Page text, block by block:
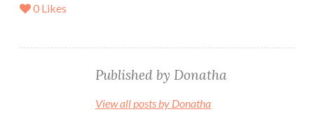
0 Likes
Published by Donatha
View all posts by Donatha